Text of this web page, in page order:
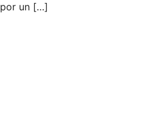
por un […]